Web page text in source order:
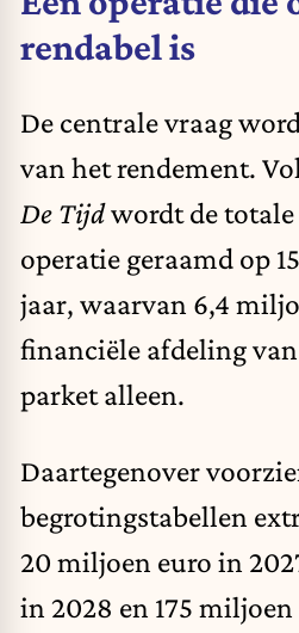
rendabel is
De centrale vraag
van het rendement.
De Tijdwordt de totale
operatie geraamd op
jaar, waarvan 6,4
financiële afdeling
parket alleen.
Daartegenover
begrotingstabellen
20 miljoen euro in
in 2028 en 175